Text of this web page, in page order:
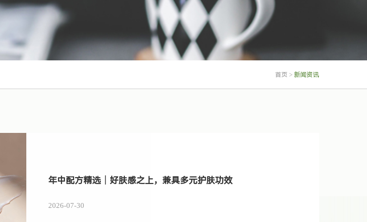
首页 > 新闻资讯
年中配方精选｜好肤感之上，兼具多元护肤功效
2026-07-30